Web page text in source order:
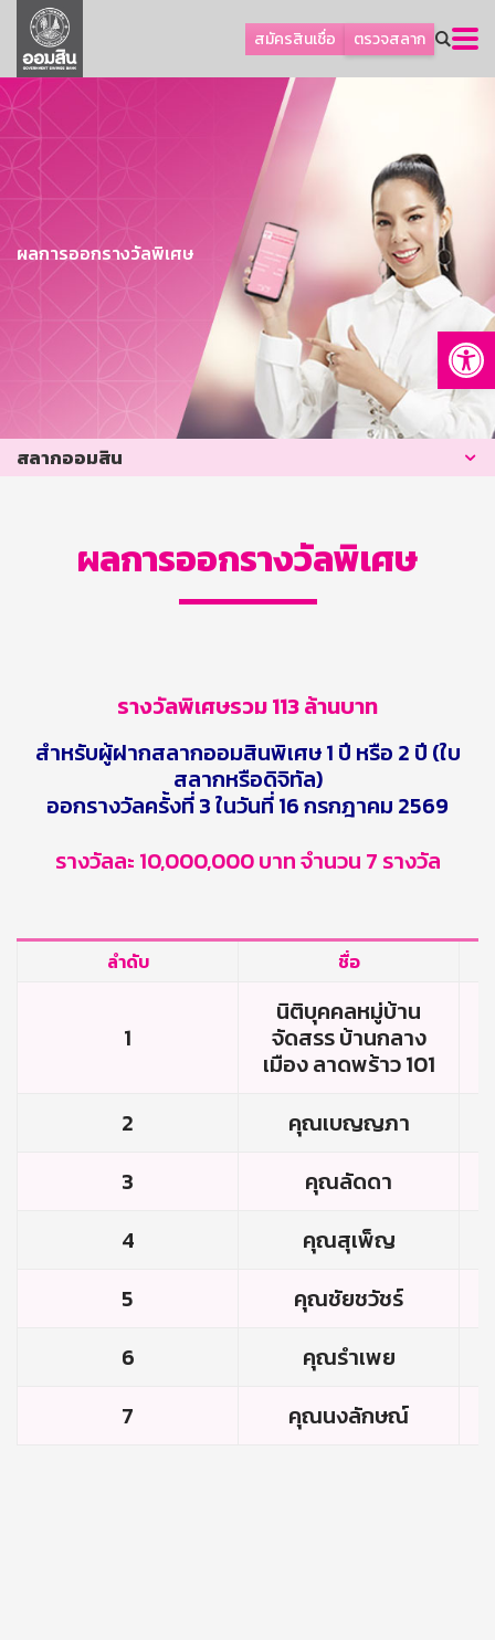
สมัครสินเชื่อ ตรวจสลาก
ลูกค้าธุรกิจ
ลูกค้าผู้ประกอบรายย่อย
ออมเพื่อสุข
เกี่ยวกับธนาคาร
การพัฒนาที่ยั่งยืน
ข่าวสาร
บริการทางการเงิน
ติดต่อเรา
ผลการออกรางวัลพิเศษ
สลากออมสิน
ผลการออกรางวัลพิเศษ
รางวัลพิเศษรวม 113 ล้านบาท
สำหรับผู้ฝากสลากออมสินพิเศษ 1 ปี หรือ 2 ปี (ใบ
สลากหรือดิจิทัล)
ออกรางวัลครั้งที่ 3 ในวันที่ 16 กรกฎาคม 2569
รางวัลละ 10,000,000 บาท จำนวน 7 รางวัล
ลำดับ ชื่อ
1
นิติบุคคลหมู่บ้าน
จัดสรร บ้านกลาง
เมือง ลาดพร้าว 101
2
คุณเบญญภา
3
คุณลัดดา
4
คุณสุเพ็ญ
5
คุณชัยชวัชร์
6
คุณรำเพย
7
คุณนงลักษณ์